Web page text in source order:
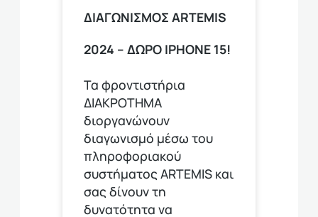
ΔΙΑΓΩΝΙΣΜΟΣ ΑRTEMIS
2024 – ΔΩΡΟ IPHONE 15!
Τα φροντιστήρια
ΔΙΑΚΡΟΤΗΜΑ
διοργανώνουν
διαγωνισμό μέσω του
πληροφοριακού
συστήματος ARTEMIS και
σας δίνουν τη
δυνατότητα να